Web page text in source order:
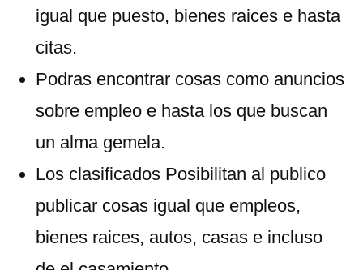
igual que puesto, bienes raices e hasta
citas.
Podras encontrar cosas como anuncios
sobre empleo e hasta los que buscan
un alma gemela.
Los clasificados Posibilitan al publico
publicar cosas igual que empleos,
bienes raices, autos, casas e incluso